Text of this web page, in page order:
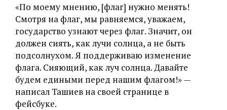
«По моему мнению, [флаг] нужно менять!
Смотря на флаг, мы равняемся, уважаем,
государство узнают через флаг. Значит, он
должен сиять, как лучи солнца, а не быть
подсолнухом. Я поддерживаю изменение
флага. Сияющий, как луч солнца. Давайте
будем едиными перед нашим флагом!» —
написал Ташиев на своей странице в
фейсбуке.